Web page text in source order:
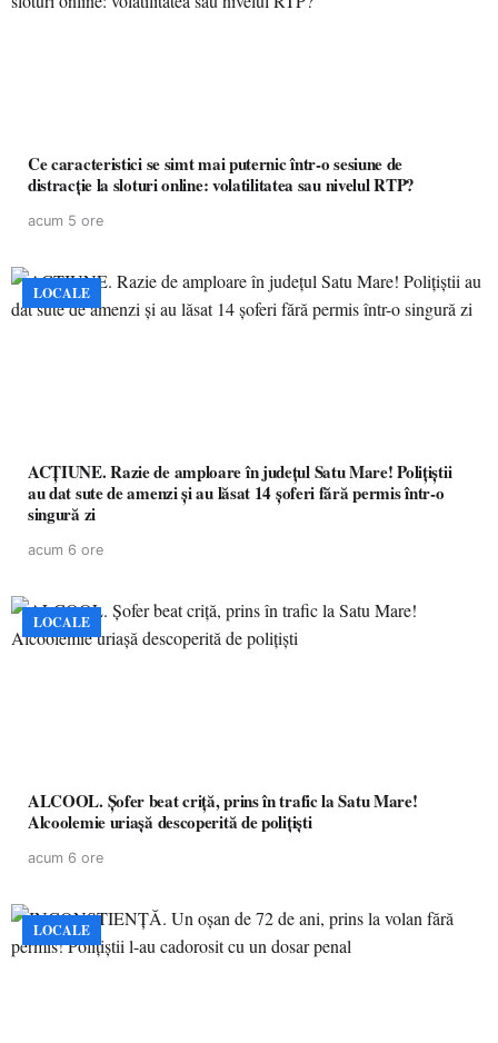
Ce caracteristici se simt mai puternic într-o sesiune de
distracție la sloturi online: volatilitatea sau nivelul RTP?
acum 5 ore
LOCALE
ACȚIUNE. Razie de amploare în județul Satu Mare! Polițiștii
au dat sute de amenzi și au lăsat 14 șoferi fără permis într-o
singură zi
acum 6 ore
LOCALE
ALCOOL. Șofer beat criță, prins în trafic la Satu Mare!
Alcoolemie uriașă descoperită de polițiști
acum 6 ore
LOCALE